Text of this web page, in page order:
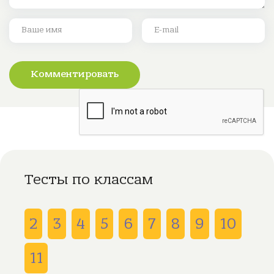
Комментировать
Тесты по классам
2 3 4 5 6 7 8 9
10
11